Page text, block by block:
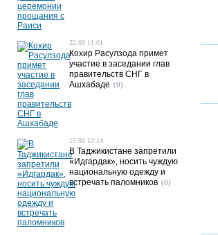
22.05 11:01
Кохир Расулзода примет
участие в заседании глав
правительств СНГ в
Ашхабаде (0)
15.05 13:14
В Таджикистане запретили
«Идгардак», носить чуждую
национальную одежду и
встречать паломников (0)